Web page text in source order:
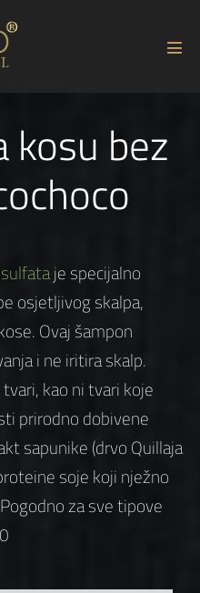
kosu bez
je specijalno
osjetljivog skalpa,
Ovaj šampon
i ne iritira skalp.
kao ni tvari koje
prirodno dobivene
sapunike (drvo Quillaja
soje koji nježno
za sve tipove